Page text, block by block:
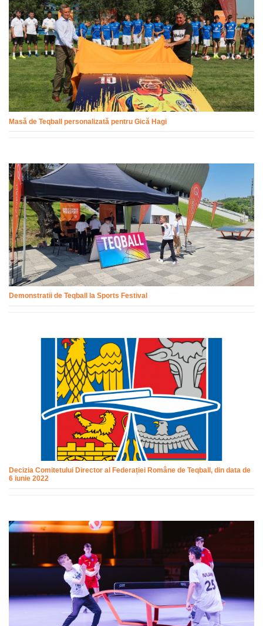
Masă de Teqball personalizată pentru Gică Hagi
Demonstratii de Teqball la Sports Festival
Decizia Comitetului Director al Federației Române de Teqball, din data de
6 iunie 2022